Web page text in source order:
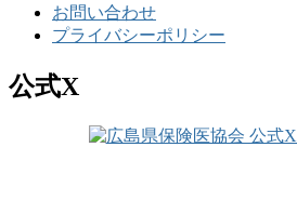
お問い合わせ
プライバシーポリシー
公式X